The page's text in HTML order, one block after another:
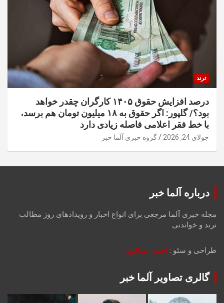
ترند
درصد افزایش حقوق ۱۴۰۵ کارگران چقدر خواهد
بود؟/ گلپور: اگر حقوق به ۱۸ میلیون تومان هم برسد،
با خط فقر اعلامی فاصله زیادی دارد
جولای 24, 2026 گروه خبری آلما خبر
درباره آلما خبر
مجله خبری آلما مرجعی برای انواع اخبار و رویدادهای روز مطالب
ترند و خواندنی
طراحی و سئو : احمد عبداللهی
گالری تصاویر آلما خبر